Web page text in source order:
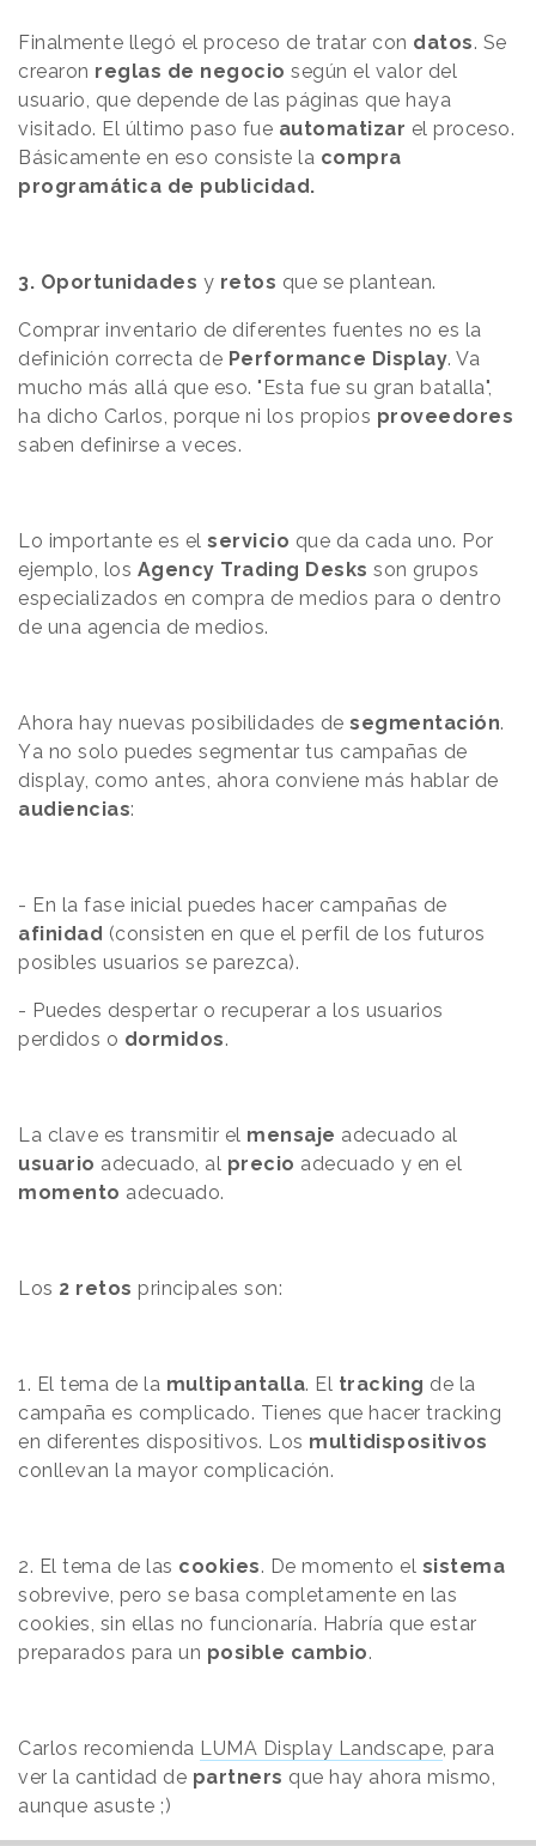
Finalmente llegó el proceso de tratar con datos. Se
crearon reglas de negocio según el valor del
usuario, que depende de las páginas que haya
visitado. El último paso fue automatizar el proceso.
Básicamente en eso consiste la compra
programática de publicidad.
3. Oportunidades y retos que se plantean.
Comprar inventario de diferentes fuentes no es la
definición correcta de Performance Display. Va
mucho más allá que eso. "Esta fue su gran batalla",
ha dicho Carlos, porque ni los propios proveedores
saben definirse a veces.
Lo importante es el servicio que da cada uno. Por
ejemplo, los Agency Trading Desks son grupos
especializados en compra de medios para o dentro
de una agencia de medios.
Ahora hay nuevas posibilidades de segmentación.
Ya no solo puedes segmentar tus campañas de
display, como antes, ahora conviene más hablar de
audiencias:
- En la fase inicial puedes hacer campañas de
afinidad (consisten en que el perfil de los futuros
posibles usuarios se parezca).
- Puedes despertar o recuperar a los usuarios
perdidos o dormidos.
La clave es transmitir el mensaje adecuado al
usuario adecuado, al precio adecuado y en el
momento adecuado.
Los 2 retos principales son:
1. El tema de la multipantalla. El tracking de la
campaña es complicado. Tienes que hacer tracking
en diferentes dispositivos. Los multidispositivos
conllevan la mayor complicación.
2. El tema de las cookies. De momento el sistema
sobrevive, pero se basa completamente en las
cookies, sin ellas no funcionaría. Habría que estar
preparados para un posible cambio.
Carlos recomienda LUMA Display Landscape , para
ver la cantidad de partners que hay ahora mismo,
aunque asuste ;)